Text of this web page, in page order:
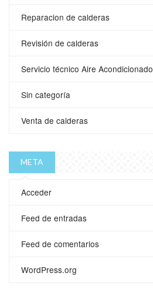
Reparacion de calderas
Revisión de calderas
Servicio técnico Aire Acondicionado
Sin categoría
Venta de calderas
META
Acceder
Feed de entradas
Feed de comentarios
WordPress.org